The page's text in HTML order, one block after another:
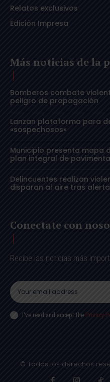
Relatos exclusivos
Edición Impresa
Más noticias de la
Bomberos combate
peligro de propagación
Lanzan plataforma para
«sospechosos»
Municipio presenta mapa
plan integral de
Delincuentes realizan
disparan al aire tras
Conectate con
Recibe las noticias más
I've read and accept the Privacy
© Todos los derechos